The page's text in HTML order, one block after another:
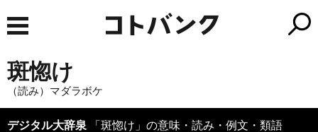
斑惚け
（読み）マダラボケ
デジタル大辞泉 「斑惚け」の意味・読み・例文・類語